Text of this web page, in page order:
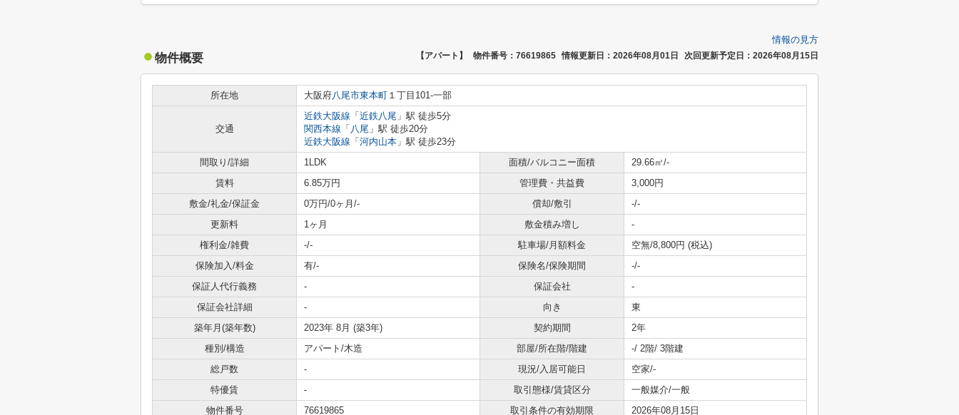
情報の見方
物件概要 【アパート】 物件番号：76619865 情報更新日：2026年08月01日 次回更新予定日：2026年08月15日
所在地 大阪府八尾市東本町 １丁目101-一部
交通
近鉄大阪線 「 近鉄八尾 」駅 徒歩5分
関西本線 「 八尾 」駅 徒歩20分
近鉄大阪線 「 河内山本 」駅 徒歩23分
間取り/詳細
1LDK 面積/バルコニー面積
29.66㎡/-
賃料
6.85万円 管理費・共益費
3,000円
敷金/礼金/保証金
0万円/0ヶ月/- 償却/敷引
-/-
更新料
1ヶ月 敷金積み増し
-
権利金/雑費
-/- 駐車場/月額料金
空無/8,800円 (税込)
保険加入/料金
有/- 保険名/保険期間
-/-
保証人代行義務
- 保証会社
-
保証会社詳細
- 向き
東
築年月(築年数)
2023年 8月 (築3年) 契約期間
2年
種別/構造
アパート/木造 部屋/所在階/階建
-/ 2階/ 3階建
総戸数
- 現況/入居可能日
空家/-
特優賃
- 取引態様/賃貸区分
一般媒介/一般
物件番号
76619865 取引条件の有効期限 2026年08月15日